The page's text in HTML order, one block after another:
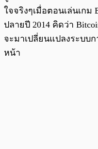
ใจจริงๆเมื่อตอนเล่นเกม
ปลายปี 2014 คิดว่า
จะมาเปลี่ยนแปลงระบบ
หน้า